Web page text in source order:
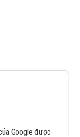
Google được